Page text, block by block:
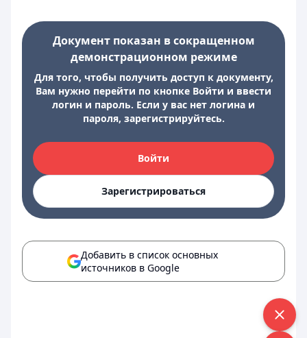
Документ показан в сокращенном
демонстрационном режиме
Для того, чтобы получить доступ к документу,
Вам нужно перейти по кнопке Войти и ввести
логин и пароль. Если у вас нет логина и
пароля, зарегистрируйтесь.
Войти
Зарегистрироваться
Добавить в список основных
источников в Google